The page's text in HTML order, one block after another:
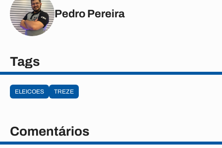
Pedro Pereira
Tags
ELEICOES TREZE
Comentários